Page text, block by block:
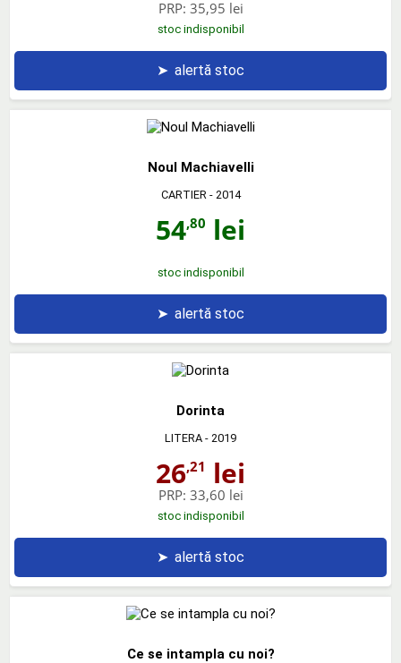
PRP: 35,95 lei
stoc indisponibil
➤ alertă stoc
Noul Machiavelli
CARTIER - 2014
54,80 lei
stoc indisponibil
➤ alertă stoc
Dorinta
LITERA - 2019
26,21 lei
PRP: 33,60 lei
stoc indisponibil
➤ alertă stoc
Ce se intampla cu noi?